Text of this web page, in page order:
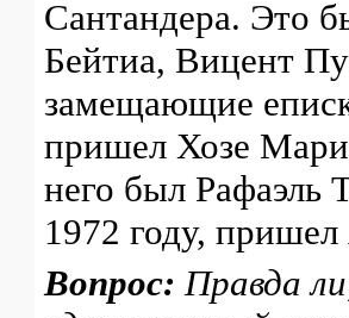
Сантандера. Это
Бейтиа, Вицент
замещающие
пришел Хозе
него был Рафаэль
1972 году, пришел
Вопрос: Правда